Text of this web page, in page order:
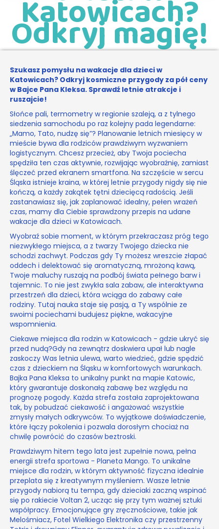
Katowicach?
Odkryj magię!
Szukasz pomysłu na wakacje dla dzieci w
Katowicach? Odkryj kosmiczne przygody za pół ceny
w Bajce Pana Kleksa. Sprawdź letnie atrakcje i
ruszajcie!
Słońce pali, termometry w regionie szaleją, a z tylnego
siedzenia samochodu po raz kolejny pada legendarne:
„Mamo, Tato, nudzę się”? Planowanie letnich miesięcy w
mieście bywa dla rodziców prawdziwym wyzwaniem
logistycznym. Chcesz przecież, aby Twoja pociecha
spędziła ten czas aktywnie, rozwijając wyobraźnię, zamiast
ślęczeć przed ekranem smartfona. Na szczęście w sercu
Śląska istnieje kraina, w której letnie przygody nigdy się nie
kończą, a każdy zakątek tętni dziecięcą radością. Jeśli
zastanawiasz się, jak zaplanować idealny, pełen wrażeń
czas, mamy dla Ciebie sprawdzony przepis na udane
wakacje dla dzieci w Katowicach.
Wyobraź sobie moment, w którym przekraczasz próg tego
niezwykłego miejsca, a z twarzy Twojego dziecka nie
schodzi zachwyt. Podczas gdy Ty możesz wreszcie złapać
oddech i delektować się aromatyczną, mrożoną kawą,
Twoje maluchy ruszają na podbój świata pełnego barw i
tajemnic. To nie jest zwykła sala zabaw, ale interaktywna
przestrzeń dla dzieci, która wciąga do zabawy całe
rodziny. Tutaj nauka staje się pasją, a Ty wspólnie ze
swoimi pociechami budujesz piękne, wakacyjne
wspomnienia.
Ciekawe miejsca dla rodzin w Katowicach - gdzie ukryć się
przed nudą?Gdy na zewnątrz doskwiera upał lub nagle
zaskoczy Was letnia ulewa, warto wiedzieć, gdzie spędzić
czas z dzieckiem na Śląsku w komfortowych warunkach.
Bajka Pana Kleksa to unikalny punkt na mapie Katowic,
który gwarantuje doskonałą zabawę bez względu na
prognozę pogody. Każda strefa została zaprojektowana
tak, by pobudzać ciekawość i angażować wszystkie
zmysły małych odkrywców. To wyjątkowe doświadczenie,
które łączy pokolenia i pozwala dorosłym chociaż na
chwilę powrócić do czasów beztroski.
Prawdziwym hitem tego lata jest zupełnie nowa, pełna
energii strefa sportowa - Planeta Mango. To unikalne
miejsce dla rodzin, w którym aktywność fizyczna idealnie
przeplata się z kreatywnym myśleniem. Wasze letnie
przygody nabiorą tu tempa, gdy dzieciaki zaczną wspinać
się po rakiecie Voltan 2, ucząc się przy tym ważnej sztuki
współpracy. Emocjonujące gry zręcznościowe, takie jak
Melośmiacz, Fotel Wielkiego Elektronika czy przestrzenny